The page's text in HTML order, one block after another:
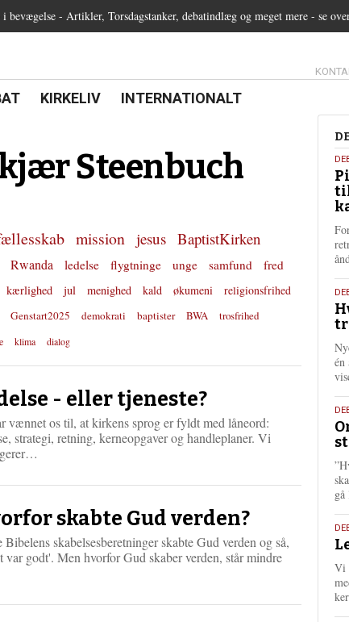
bevægelse - Artikler, Torsdagstanker, debatindlæg og meget mere - se
13.0:
21.0:
KIRKELIV 22.0:
INTERNATIONALT
Steenbuch
mission jesus BaptistKirken
Rwanda ledelse flygtninge unge samfund
fred
kærlighed jul menighed kald økumeni
religionsfrihed
Genstart2025 demokrati baptister BWA
trosfrihed
klima dialog
- eller tjeneste?
vænnet os til, at kirkens sprog er fyldt med låneord:
strategi, retning, kerneopgaver og handleplaner. Vi
s
e
r
e
skabte Gud verden?
Bibelens skabelsesberetninger skabte Gud verden og så,
var godt'. Men hvorfor Gud skaber verden, står mindre
5.
én
9.
Vi